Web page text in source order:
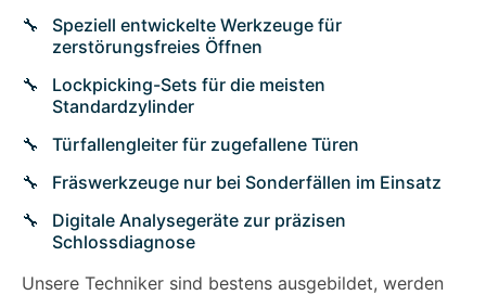
Speziell entwickelte Werkzeuge für
zerstörungsfreies Öffnen
Lockpicking-Sets für die meisten
Standardzylinder
Türfallengleiter für zugefallene Türen
Fräswerkzeuge nur bei Sonderfällen im Einsatz
Digitale Analysegeräte zur präzisen
Schlossdiagnose
Unsere Techniker sind bestens ausgebildet, werden